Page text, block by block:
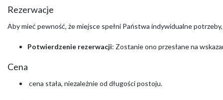
Rezerwacje
Aby mieć pewność, że miejsce spełni Państwa indywidualne
Potwierdzenie rezerwacji: Zostanie ono przesłane na
Cena
cena stała, niezależnie od długości postoju.